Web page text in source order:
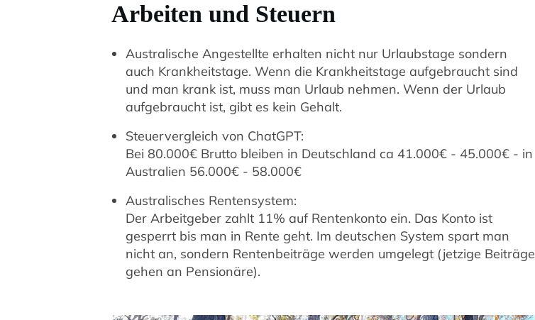
Arbeiten und Steuern
Australische Angestellte erhalten nicht nur Urlaubstage sondern
auch Krankheitstage. Wenn die Krankheitstage aufgebraucht sind
und man krank ist, muss man Urlaub nehmen. Wenn der Urlaub
aufgebraucht ist, gibt es kein Gehalt.
Steuervergleich von ChatGPT:
Bei 80.000€ Brutto bleiben in Deutschland ca 41.000€ - 45.000€ - in
Australien 56.000€ - 58.000€
Australisches Rentensystem:
Der Arbeitgeber zahlt 11% auf Rentenkonto ein. Das Konto ist
gesperrt bis man in Rente geht. Im deutschen System spart man
nicht an, sondern Rentenbeiträge werden umgelegt (jetzige Beiträge
gehen an Pensionäre).